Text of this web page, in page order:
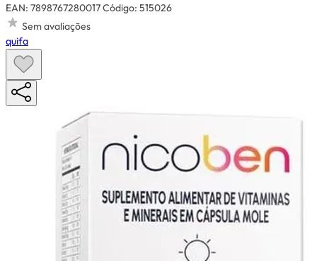
EAN: 7898767280017Código: 515026
Sem avaliações
quifa